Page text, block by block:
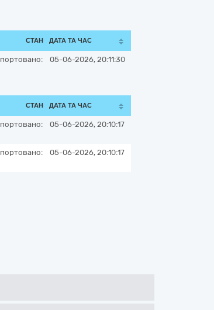
СТАН ДАТА ТА ЧАС
05-06-2026, 20:11:30
СТАН ДАТА ТА ЧАС
05-06-2026, 20:10:17
05-06-2026, 20:10:17